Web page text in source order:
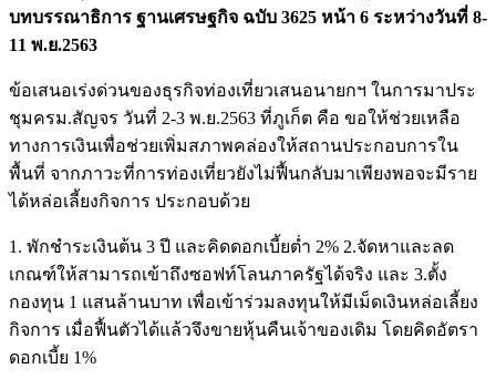
บทบรรณาธิการ ฐานเศรษฐกิจ ฉบับ 3625 หน้า 6 ระหว่างวันที่ 8-
11 พ.ย.2563
ข้อเสนอเร่งด่วนของธุรกิจท่องเที่ยวเสนอนายกฯ ในการมาประ
ชุมครม.สัญจร วันที่ 2-3 พ.ย.2563 ที่ภูเก็ต คือ ขอให้ช่วยเหลือ
ทางการเงินเพื่อช่วยเพิ่มสภาพคล่องให้สถานประกอบการใน
พื้นที่ จากภาวะที่การท่องเที่ยวยังไม่ฟื้นกลับมาเพียงพอจะมีราย
ได้หล่อเลี้ยงกิจการ ประกอบด้วย
1. พักชำระเงินต้น 3 ปี และคิดดอกเบี้ยต่ำ 2% 2.จัดหาและลด
เกณฑ์ให้สามารถเข้าถึงซอฟท์โลนภาครัฐได้จริง และ 3.ตั้ง
กองทุน 1 แสนล้านบาท เพื่อเข้าร่วมลงทุนให้มีเม็ดเงินหล่อเลี้ยง
กิจการ เมื่อฟื้นตัวได้แล้วจึงขายหุ้นคืนเจ้าของเดิม โดยคิดอัตรา
ดอกเบี้ย 1%